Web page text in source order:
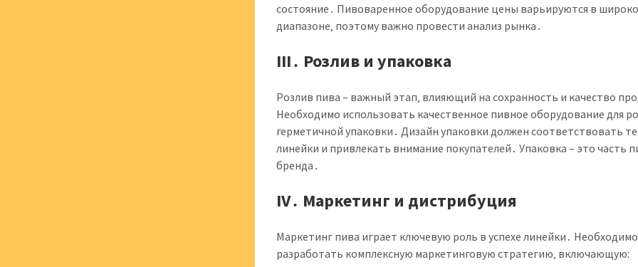
состояние․ Пивоваренное оборудование цены варьируются в
диапазоне‚ поэтому важно провести анализ рынка․
III․ Розлив и упаковка
Розлив пива – важный этап‚ влияющий на сохранность и качество
Необходимо использовать качественное пивное оборудование для
герметичной упаковки․ Дизайн упаковки должен соответствовать
линейки и привлекать внимание покупателей․ Упаковка – это часть
бренда․
IV․ Маркетинг и дистрибуция
Маркетинг пива играет ключевую роль в успехе линейки․ Необходимо
разработать комплексную маркетинговую стратегию‚ включающую: